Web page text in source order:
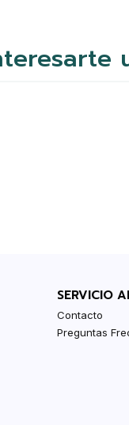
SERVICIO
Contacto
Preguntas